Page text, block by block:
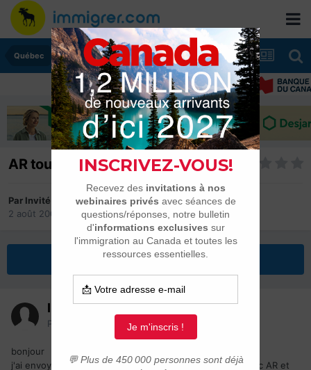
Québec
AR toujours pas reçu
Par Invité
2 août 2005
dans Québec
Répondre à ce sujet
Invité
Posté(e) 2 août 2005
bonjour
j'ai envoyé mon dossier par la poste en recommandé avec AR et